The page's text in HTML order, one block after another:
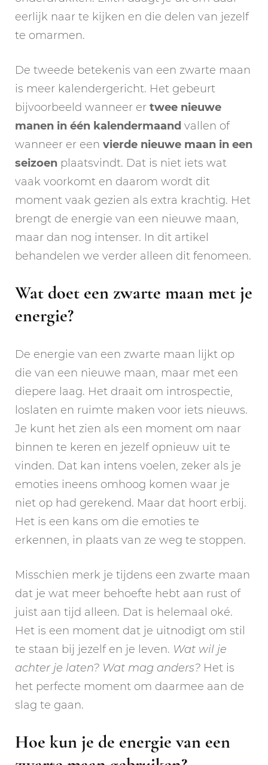
eerlijk naar te kijken en die delen van jezelf
te omarmen.
De tweede betekenis van een zwarte maan
is meer kalendergericht. Het gebeurt
bijvoorbeeld wanneer er twee nieuwe
manen in één kalendermaand vallen of
wanneer er een vierde nieuwe maan in een
seizoen plaatsvindt. Dat is niet iets wat
vaak voorkomt en daarom wordt dit
moment vaak gezien als extra krachtig. Het
brengt de energie van een nieuwe maan,
maar dan nog intenser. In dit artikel
behandelen we verder alleen dit fenomeen.
Wat doet een zwarte maan met je
energie?
De energie van een zwarte maan lijkt op
die van een nieuwe maan, maar met een
diepere laag. Het draait om introspectie,
loslaten en ruimte maken voor iets nieuws.
Je kunt het zien als een moment om naar
binnen te keren en jezelf opnieuw uit te
vinden. Dat kan intens voelen, zeker als je
emoties ineens omhoog komen waar je
niet op had gerekend. Maar dat hoort erbij.
Het is een kans om die emoties te
erkennen, in plaats van ze weg te stoppen.
Misschien merk je tijdens een zwarte maan
dat je wat meer behoefte hebt aan rust of
juist aan tijd alleen. Dat is helemaal oké.
Het is een moment dat je uitnodigt om stil
te staan bij jezelf en je leven. Wat wil je
achter je laten? Wat mag anders? Het is
het perfecte moment om daarmee aan de
slag te gaan.
Hoe kun je de energie van een